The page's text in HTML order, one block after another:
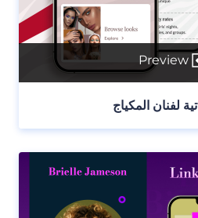
Preview
لفنان المكياج